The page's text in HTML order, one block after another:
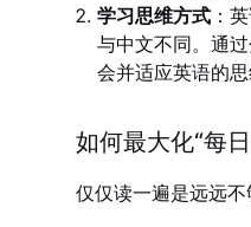
学习思维方式 ：
与中文不同。通
会并适应英语的思
如何最大化“每
仅仅读一遍是远远不